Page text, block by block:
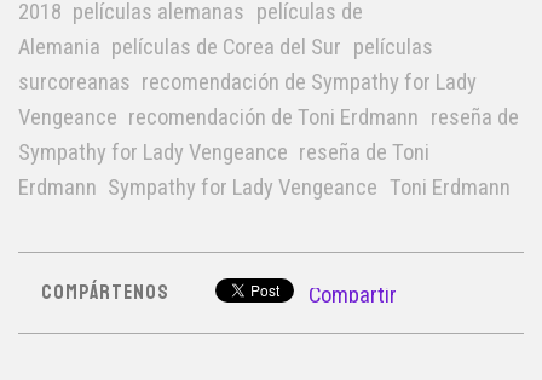
2018 películas alemanas películas de
Alemania películas de Corea del Sur películas
surcoreanas recomendación de Sympathy for Lady
Vengeance recomendación de Toni Erdmann reseña de
Sympathy for Lady Vengeance reseña de Toni
Erdmann Sympathy for Lady Vengeance Toni Erdmann
COMPÁRTENOS Compartir